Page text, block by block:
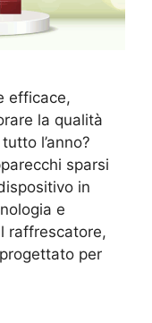
efficace,
la qualità
l’anno?
sparsi
in
e
raffrescatore,
per